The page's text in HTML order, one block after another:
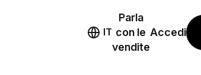
IT
Parla
con le
vendite
Accedi